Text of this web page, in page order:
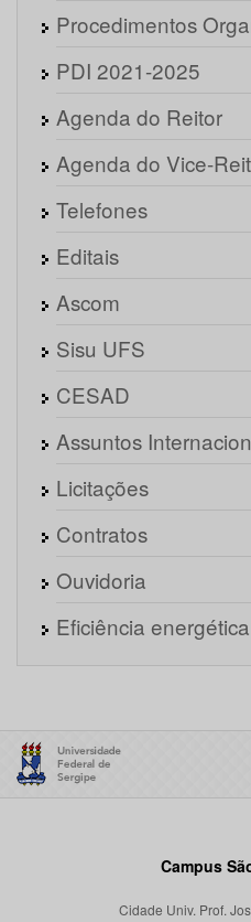
Procedimentos
PDI 2021-2025
Agenda do Reitor
Agenda do Vice-
Telefones
Editais
Ascom
Sisu UFS
CESAD
Assuntos
Licitações
Contratos
Ouvidoria
Eficiência energética
Campus
Cidade Univ. Prof.